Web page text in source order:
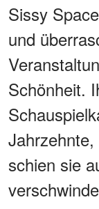
Sissy
und
Schönheit.
schien sie